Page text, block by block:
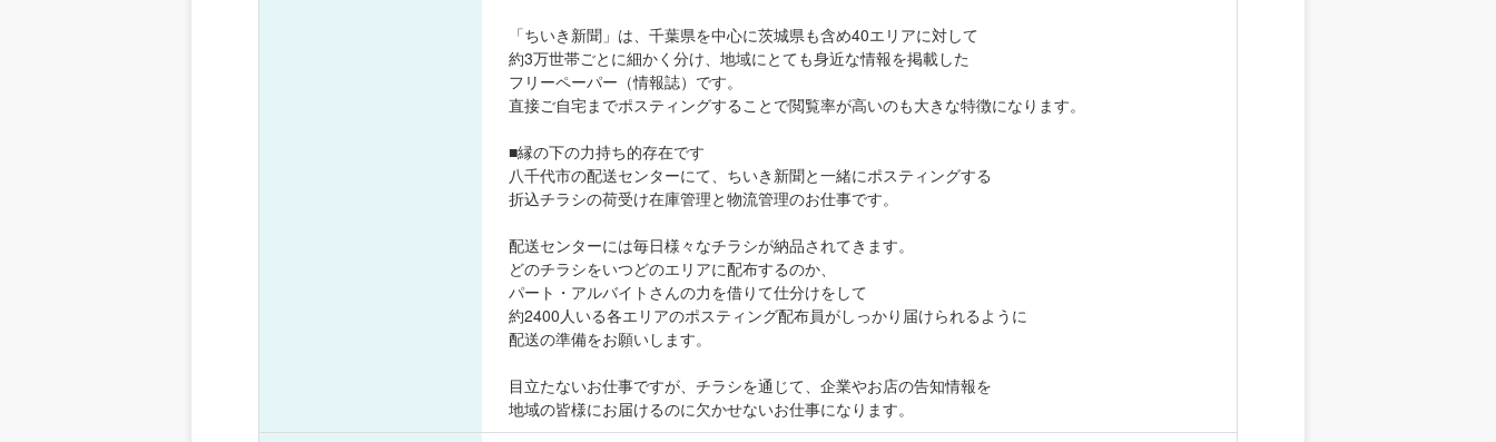
「ちいき新聞」は、千葉県を中心に茨城県も含め40エリアに対して
約3万世帯ごとに細かく分け、地域にとても身近な情報を掲載した
フリーペーパー（情報誌）です。
直接ご自宅までポスティングすることで閲覧率が高いのも大きな特徴になります。
■縁の下の力持ち的存在です
八千代市の配送センターにて、ちいき新聞と一緒にポスティングする
折込チラシの荷受け在庫管理と物流管理のお仕事です。
配送センターには毎日様々なチラシが納品されてきます。
どのチラシをいつどのエリアに配布するのか、
パート・アルバイトさんの力を借りて仕分けをして
約2400人いる各エリアのポスティング配布員がしっかり届けられるように
配送の準備をお願いします。
目立たないお仕事ですが、チラシを通じて、企業やお店の告知情報を
地域の皆様にお届けるのに欠かせないお仕事になります。